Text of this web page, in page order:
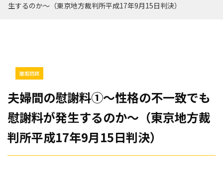
生するのか～（東京地方裁判所平成17年9月15日判決）
離婚問題
夫婦間の慰謝料①～性格の不一致でも
慰謝料が発生するのか～（東京地方裁
判所平成17年9月15日判決）